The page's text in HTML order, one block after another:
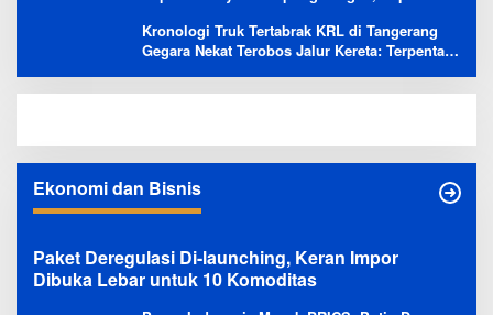
Kronologi Truk Tertabrak KRL di Tangerang
Gegara Nekat Terobos Jalur Kereta: Terpental,
Ekonomi dan Bisnis
Paket Deregulasi Di-launching, Keran Impor
Dibuka Lebar untuk 10 Komoditas